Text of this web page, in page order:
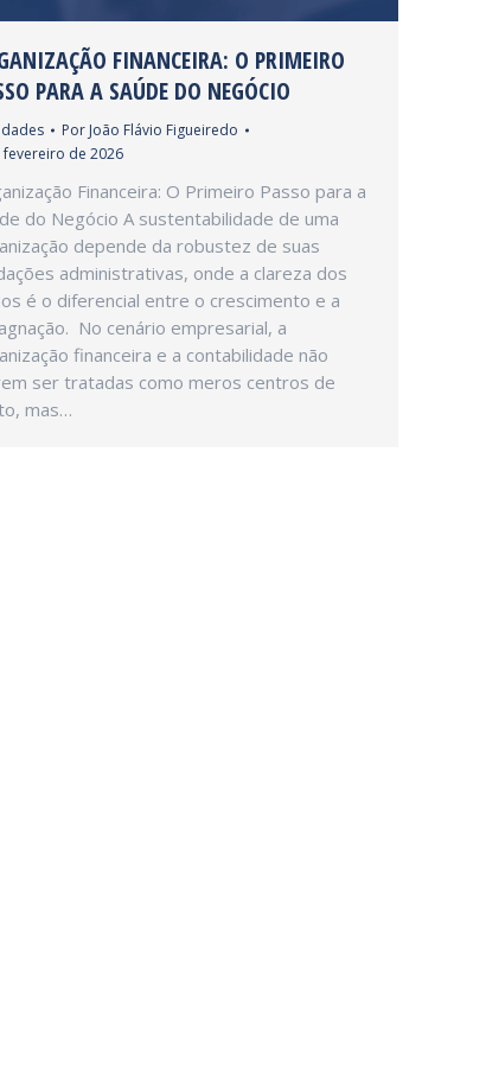
FINANCEIRA: O PRIMEIRO
PARA A SAÚDE DO NEGÓCIO
Por João Flávio Figueiredo
fevereiro de 2026
Financeira: O Primeiro Passo para a
do Negócio A sustentabilidade de uma
depende da robustez de suas
administrativas, onde a clareza dos
é o diferencial entre o crescimento e a
No cenário empresarial, a
financeira e a contabilidade não
ser tratadas como meros centros de
mas…